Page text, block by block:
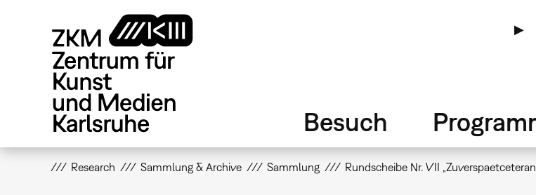
▶
Besuch
Research Sammlung & Archive Sammlung Rundscheibe Nr. VII